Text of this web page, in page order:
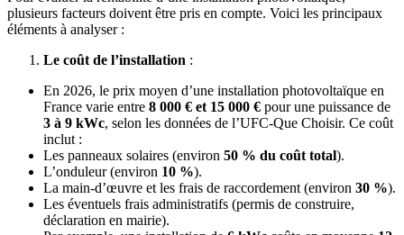
plusieurs facteurs doivent être pris en compte. Voici les principaux
éléments à analyser :
Le coût de l’installation :
En 2026, le prix moyen d’une installation photovoltaïque en
France varie entre 8 000 € et 15 000 € pour une puissance de
3 à 9 kWc, selon les données de l’UFC-Que Choisir. Ce coût
inclut :
Les panneaux solaires (environ 50 % du coût total).
L’onduleur (environ 10 %).
La main-d’œuvre et les frais de raccordement (environ 30 %).
Les éventuels frais administratifs (permis de construire,
déclaration en mairie).